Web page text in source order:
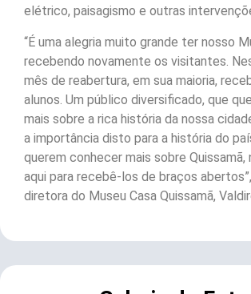
elétrico, paisagismo e outras
“É uma alegria muito grande ter nosso
recebendo novamente os visitantes.
mês de reabertura, em sua maioria,
alunos. Um público diversificado, que
mais sobre a rica história da nossa
a importância disto para a história do
querem conhecer mais sobre Quissamã,
aqui para recebê-los de braços
diretora do Museu Casa Quissamã,